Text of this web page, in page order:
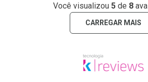
Você visualizou 5 de 8
CARREGAR MAIS